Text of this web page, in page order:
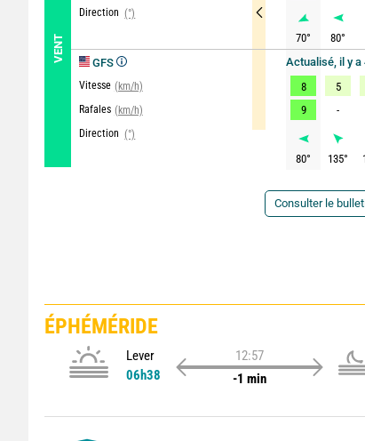
VENT
Direction (°)
GFS
Vitesse (km/h)
Rafales (km/h)
Direction (°)
70° 80°
Actualisé, il y a
8
5
9
-
80° 135°
Consulter le
ÉPHÉMÉRIDE
Lever
06h38
12:57
-1 min